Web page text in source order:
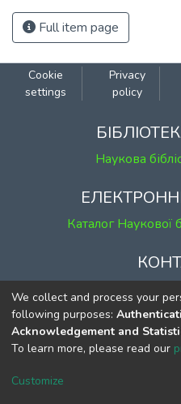
Full item page
Cookie
settings
Privacy
policy
Наукова
Каталог
м. Київ, вул.
к. 1,
тел. (044)
We collect and process your
following purposes:
Acknowledgement and
To learn more, please read our
Customize